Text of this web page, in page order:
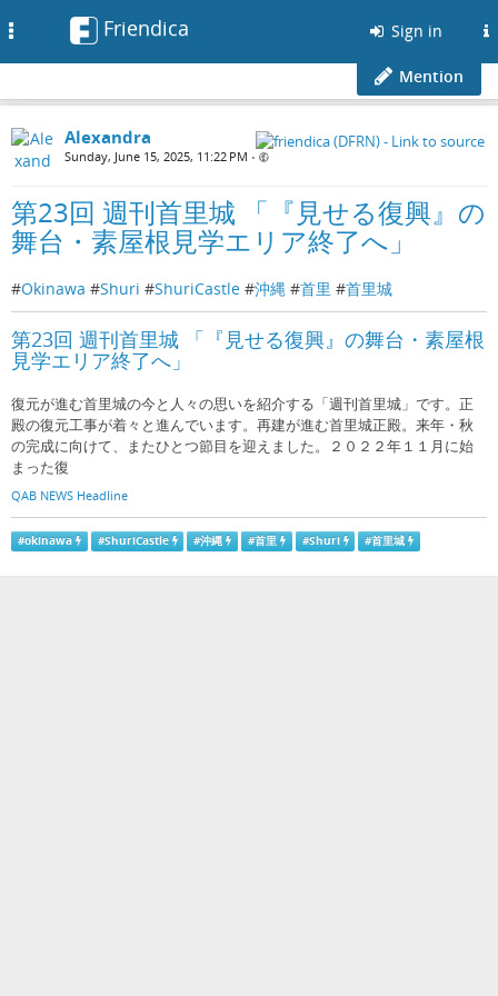
Friendica Sign in
Mention
Alexandra
Sunday, June 15, 2025, 11:22 PM •
第23回 週刊首里城 「『見せる復興』の
舞台・素屋根見学エリア終了へ」
#Okinawa #Shuri #ShuriCastle #沖縄 #首里 #首里城
第23回 週刊首里城 「『見せる復興』の舞台・素屋根
見学エリア終了へ」
復元が進む首里城の今と人々の思いを紹介する「週刊首里城」です。正
殿の復元工事が着々と進んでいます。再建が進む首里城正殿。来年・秋
の完成に向けて、またひとつ節目を迎えました。２０２２年１１月に始
まった復
QAB NEWS Headline
#okinawa #ShuriCastle #沖縄 #首里 #Shuri #首里城